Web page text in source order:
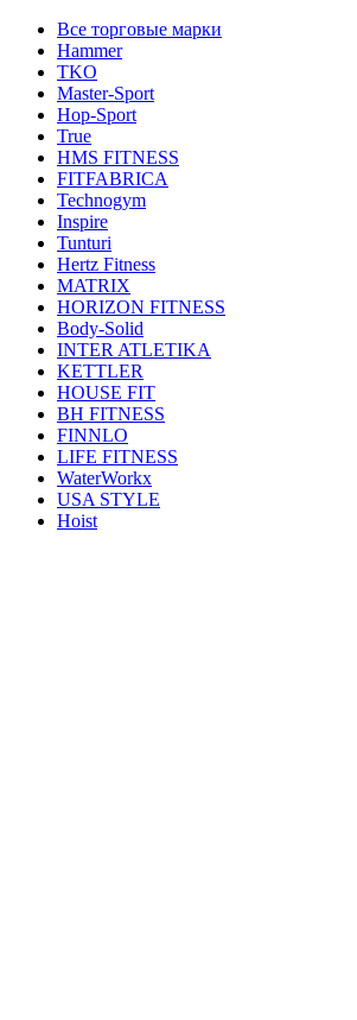
Все торговые марки
Hammer
TKO
Master-Sport
Hop-Sport
True
HMS FITNESS
FITFABRICA
Technogym
Inspire
Tunturi
Hertz Fitness
MATRIX
HORIZON FITNESS
Body-Solid
INTER ATLETIKA
KETTLER
HOUSE FIT
BH FITNESS
FINNLO
LIFE FITNESS
WaterWorkx
USA STYLE
Hoist